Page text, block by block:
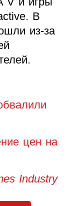
В
из-за
цен на
Industry